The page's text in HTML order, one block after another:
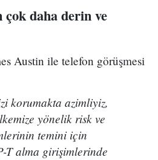
daha derin ve
Austin ile telefon görüşmesi
korumakta azimliyiz,
yönelik risk ve
temini için
T alma girişimlerinde